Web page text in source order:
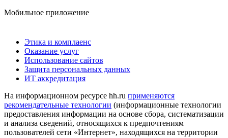
Мобильное приложение
Этика и комплаенс
Оказание услуг
Использование сайтов
Защита персональных данных
ИТ аккредитация
На информационном ресурсе hh.ru применяются
рекомендательные технологии (информационные технологии
предоставления информации на основе сбора, систематизации
и анализа сведений, относящихся к предпочтениям
пользователей сети «Интернет», находящихся на территории